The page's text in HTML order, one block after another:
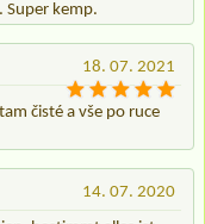
Super kemp.
18. 07. 2021
čisté a vše po ruce
14. 07. 2020